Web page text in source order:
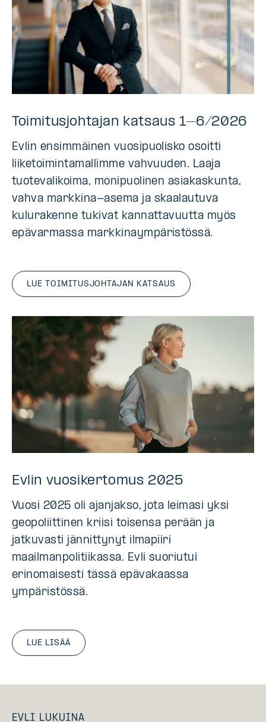
Toimitusjohtajan katsaus 1–6/2026
Evlin ensimmäinen vuosipuolisko osoitti
liiketoimintamallimme vahvuuden. Laaja
tuotevalikoima, monipuolinen asiakaskunta,
vahva markkina-asema ja skaalautuva
kulurakenne tukivat kannattavuutta myös
epävarmassa markkinaympäristössä.
LUE TOIMITUSJOHTAJAN KATSAUS
Evlin vuosikertomus 2025
Vuosi 2025 oli ajanjakso, jota leimasi yksi
geopoliittinen kriisi toisensa perään ja
jatkuvasti jännittynyt ilmapiiri
maailmanpolitiikassa. Evli suoriutui
erinomaisesti tässä epävakaassa
ympäristössä.
LUE LISÄÄ
EVLI LUKUINA